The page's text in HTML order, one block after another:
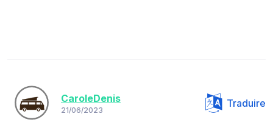
CaroleDenis
21/06/2023
Traduire